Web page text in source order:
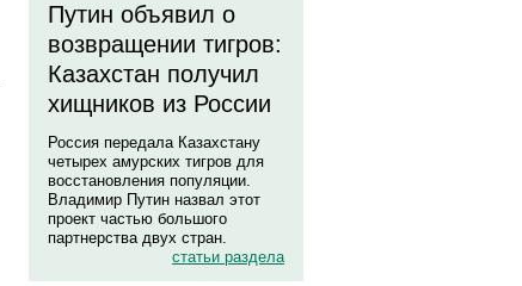
Путин объявил о
возвращении тигров:
Казахстан получил
хищников из России
Россия передала Казахстану
четырех амурских тигров для
восстановления популяции.
Владимир Путин назвал этот
проект частью большого
партнерства двух стран.
статьи раздела